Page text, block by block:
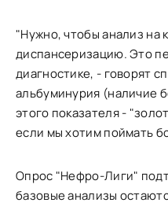
"Нужно, чтобы анализ на
диспансеризацию. Это
диагностике, - говорят
альбуминурия (наличие
этого показателя -
если мы хотим поймать
Опрос "Нефро-Лиги"
базовые анализы